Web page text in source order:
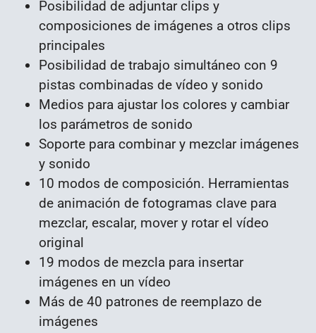
Posibilidad de adjuntar clips y
composiciones de imágenes a otros clips
principales
Posibilidad de trabajo simultáneo con 9
pistas combinadas de vídeo y sonido
Medios para ajustar los colores y cambiar
los parámetros de sonido
Soporte para combinar y mezclar imágenes
y sonido
10 modos de composición. Herramientas
de animación de fotogramas clave para
mezclar, escalar, mover y rotar el vídeo
original
19 modos de mezcla para insertar
imágenes en un vídeo
Más de 40 patrones de reemplazo de
imágenes